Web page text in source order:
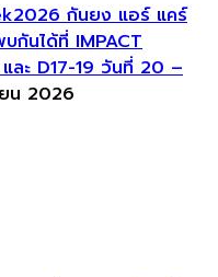
กันยง แอร์ แคร์
กันได้ที่ IMPACT
ละ D17-19 วันที่ 20 –
น 2026